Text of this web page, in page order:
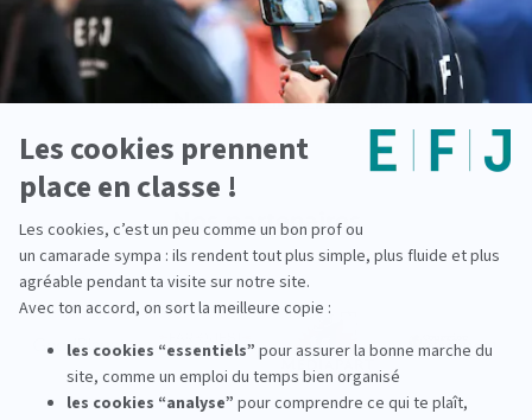
L'EFJ est un établissement d'enseignement supérieur privé.
En savoir plus sur notre pédagogie
Nos partenaires